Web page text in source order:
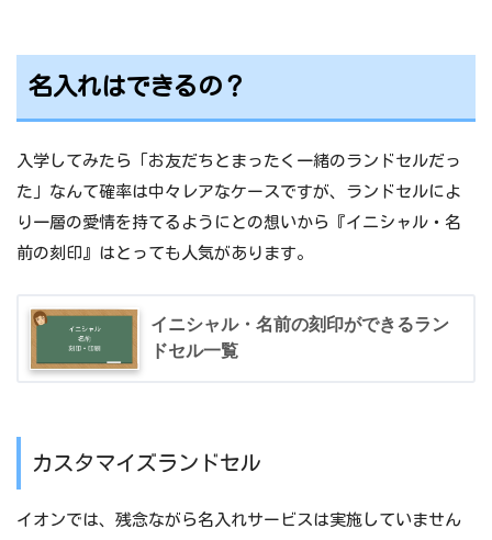
名入れはできるの？
入学してみたら「お友だちとまったく一緒のランドセルだっ
た」なんて確率は中々レアなケースですが、ランドセルによ
り一層の愛情を持てるようにとの想いから『イニシャル・名
前の刻印』はとっても人気があります。
イニシャル・名前の刻印ができるラン
ドセル一覧
カスタマイズランドセル
イオンでは、残念ながら名入れサービスは実施していません